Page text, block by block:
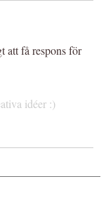
att få respons för
idéer :)